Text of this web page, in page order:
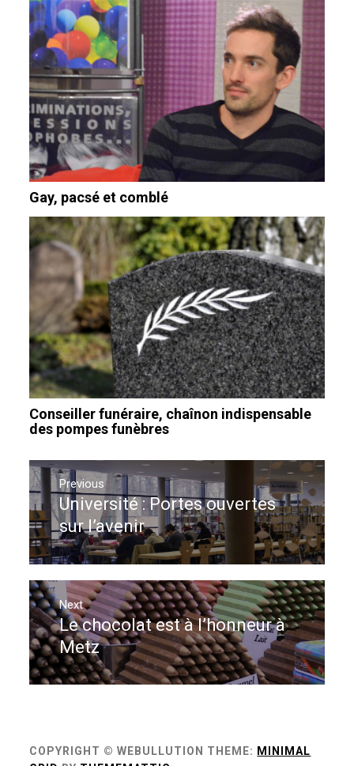
Gay, pacsé et comblé
Conseiller funéraire, chaînon indispensable
des pompes funèbres
Navigation
de
l’article
Previous
Previous
post:
Université : Portes ouvertes
sur l’avenir
Next
Next
post:
Le chocolat est à l’honneur à
Metz
COPYRIGHT © WEBULLUTION THEME: MINIMAL